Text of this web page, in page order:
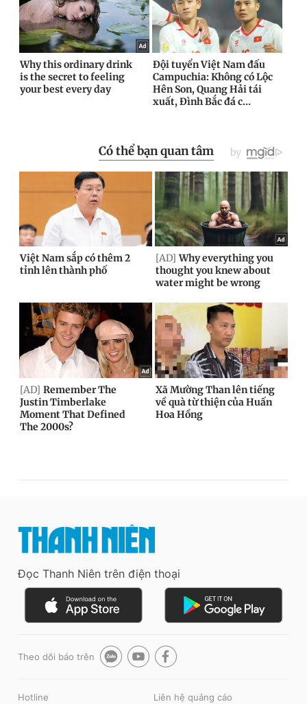
Đọc Thanh Niên trên điện thoại
Theo dõi báo trên
Hotline Liên hệ quảng cáo